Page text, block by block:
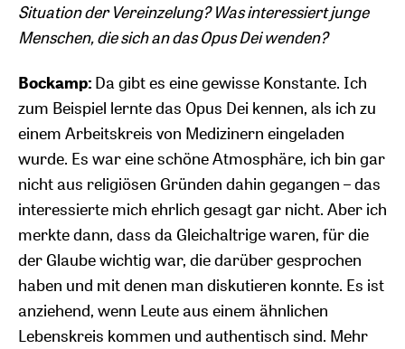
Situation der Vereinzelung? Was interessiert junge
Menschen, die sich an das Opus Dei wenden?
Bockamp: Da gibt es eine gewisse Konstante. Ich
zum Beispiel lernte das Opus Dei kennen, als ich zu
einem Arbeitskreis von Medizinern eingeladen
wurde. Es war eine schöne Atmosphäre, ich bin gar
nicht aus religiösen Gründen dahin gegangen – das
interessierte mich ehrlich gesagt gar nicht. Aber ich
merkte dann, dass da Gleichaltrige waren, für die
der Glaube wichtig war, die darüber gesprochen
haben und mit denen man diskutieren konnte. Es ist
anziehend, wenn Leute aus einem ähnlichen
Lebenskreis kommen und authentisch sind. Mehr